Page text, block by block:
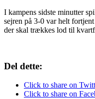
I kampens sidste minutter
sejren på 3-0 var helt
der skal trækkes lod til
Del dette:
Click to share on
Click to share on